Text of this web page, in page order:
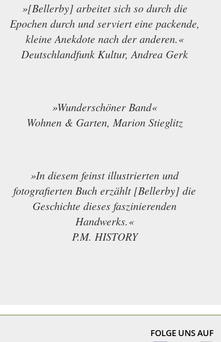
»[Bellerby] arbeitet sich so durch die
Epochen durch und serviert eine packende,
kleine Anekdote nach der anderen.«
Deutschlandfunk Kultur, Andrea Gerk
»Wunderschöner Band«
Wohnen & Garten, Marion Stieglitz
»In diesem feinst illustrierten und
fotografierten Buch erzählt [Bellerby] die
Geschichte dieses faszinierenden
Handwerks.«
P.M. HISTORY
FOLGE UNS AUF